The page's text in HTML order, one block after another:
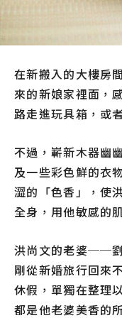
在新搬入的大樓房
來的新娘家裡面，
路走進玩具箱， 或
不過，嶄新木器幽
及一些彩色鮮的衣
澀的「色香」，使
全身，用他敏感的
洪尚文的老婆──
剛從新婚旅行回來
休假，單獨在整理
都是他老婆美香的